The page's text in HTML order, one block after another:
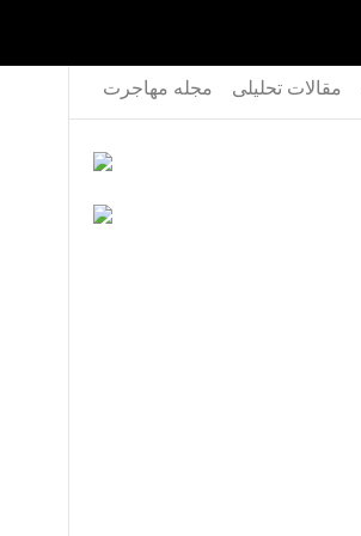
مجله مهاجرت مقالات تحلیلی